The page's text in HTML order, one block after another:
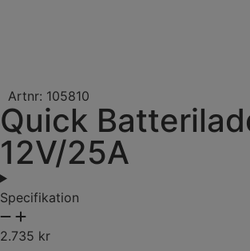
Artnr: 105810
Quick
12V/25A
Specifikation
2.735 kr